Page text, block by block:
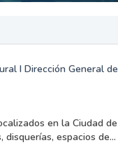
I Dirección General de
en la Ciudad de
espacios de...